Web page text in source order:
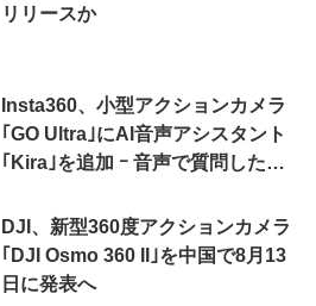
リリースか
Insta360、小型アクションカメラ
｢GO Ultra｣にAI音声アシスタント
｢Kira｣を追加 ｰ 音声で質問した
可能に
DJI、新型360度アクションカメラ
｢DJI Osmo 360 II｣を中国で8月13
日に発表へ